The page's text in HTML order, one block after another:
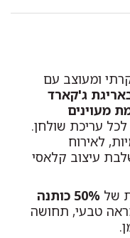
ומעוצב עם
ג'קארד
מעוינים
לכל עריכת שולחן.
לאירוח
עיצוב קלאסי
של
50% כותנה
טבעי, תחושה